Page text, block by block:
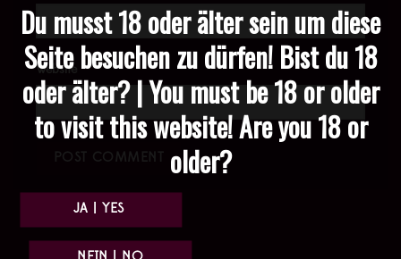
Du musst 18 oder älter sein um diese
Seite besuchen zu dürfen! Bist du 18
oder älter? | You must be 18 or older
to visit this website! Are you 18 or
older?
Website